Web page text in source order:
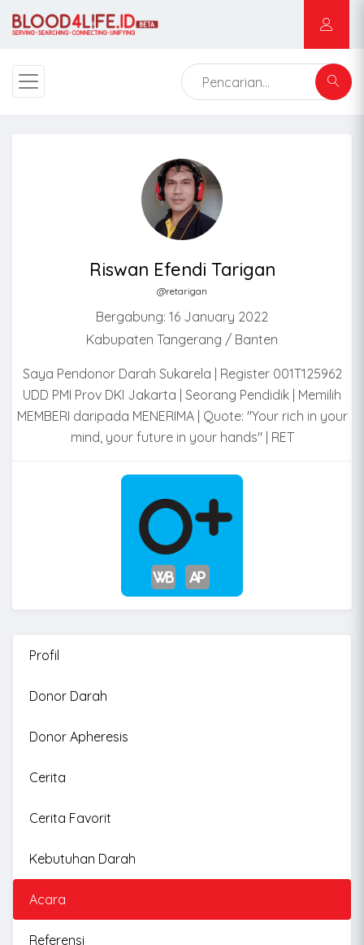
Riswan Efendi Tarigan
@retarigan
Bergabung: 16 January 2022
Kabupaten Tangerang / Banten
Saya Pendonor Darah Sukarela | Register 001T125962
UDD PMI Prov DKI Jakarta | Seorang Pendidik | Memilih
MEMBERI daripada MENERIMA | Quote: "Your rich in your
mind, your future in your hands" | RET
Profil
Donor Darah
Donor Apheresis
Cerita
Cerita Favorit
Kebutuhan Darah
Acara
Referensi